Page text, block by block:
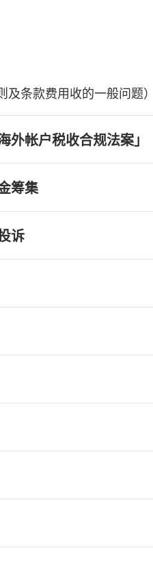
及条款费用收的一般问题）
外帐户税收合规法案」
筹集
诉